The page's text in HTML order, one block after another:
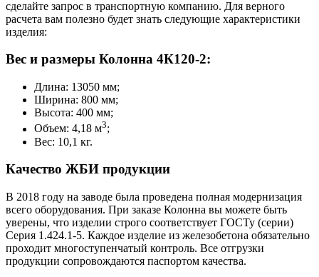
сделайте запрос в транспортную компанию. Для верного
расчета вам полезно будет знать следующие характеристики
изделия:
Вес и размеры Колонна 4К120-2:
Длина: 13050 мм;
Ширина: 800 мм;
Высота: 400 мм;
Объем: 4,18 м3;
Вес: 10,1 кг.
Качество ЖБИ продукции
В 2018 году на заводе была проведена полная модернизация
всего оборудования. При заказе Колонна вы можете быть
уверены, что изделии строго соответствует ГОСТу (серии)
Серия 1.424.1-5. Каждое изделие из железобетона обязательно
проходит многоступенчатый контроль. Все отгрузки
продукции сопровождаются паспортом качества.